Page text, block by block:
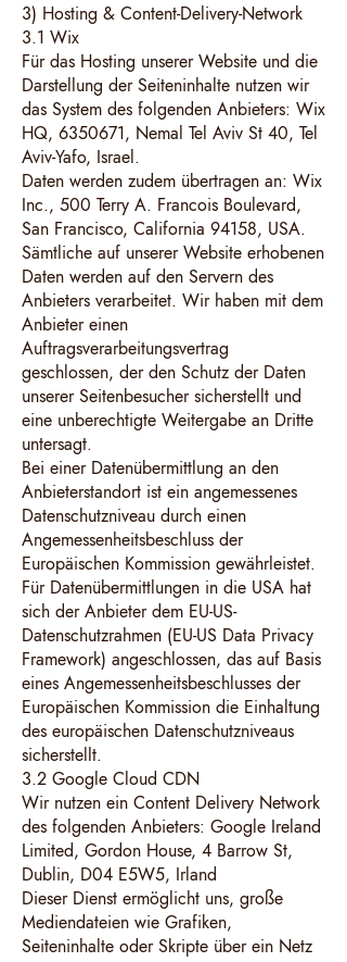
3) Hosting & Content-Delivery-Network
3.1 Wix
Für das Hosting unserer Website und die
Darstellung der Seiteninhalte nutzen wir
das System des folgenden Anbieters: Wix
HQ, 6350671, Nemal Tel Aviv St 40, Tel
Aviv-Yafo, Israel.
Daten werden zudem übertragen an: Wix
Inc., 500 Terry A. Francois Boulevard,
San Francisco, California 94158, USA.
Sämtliche auf unserer Website erhobenen
Daten werden auf den Servern des
Anbieters verarbeitet. Wir haben mit dem
Anbieter einen
Auftragsverarbeitungsvertrag
geschlossen, der den Schutz der Daten
unserer Seitenbesucher sicherstellt und
eine unberechtigte Weitergabe an Dritte
untersagt.
Bei einer Datenübermittlung an den
Anbieterstandort ist ein angemessenes
Datenschutzniveau durch einen
Angemessenheitsbeschluss der
Europäischen Kommission gewährleistet.
Für Datenübermittlungen in die USA hat
sich der Anbieter dem EU-US-
Datenschutzrahmen (EU-US Data Privacy
Framework) angeschlossen, das auf Basis
eines Angemessenheitsbeschlusses der
Europäischen Kommission die Einhaltung
des europäischen Datenschutzniveaus
sicherstellt.
3.2 Google Cloud CDN
Wir nutzen ein Content Delivery Network
des folgenden Anbieters: Google Ireland
Limited, Gordon House, 4 Barrow St,
Dublin, D04 E5W5, Irland
Dieser Dienst ermöglicht uns, große
Mediendateien wie Grafiken,
Seiteninhalte oder Skripte über ein Netz